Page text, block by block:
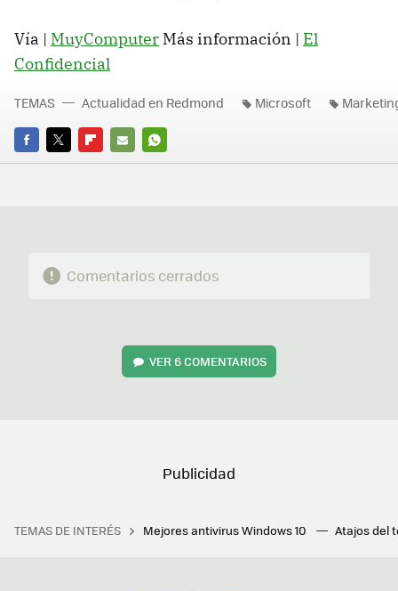
Vía | MuyComputer Más información | El
Confidencial
FACEBOOK
TWITTERFLIPBOARD
E-
WHATSAPP
TEMAS Actualidad en Redmond Microsoft
Comentarios cerrados
VER6 COMENTARIOS
TEMAS DE INTERÉS Mejores antivirus Windows 10 Atajos del